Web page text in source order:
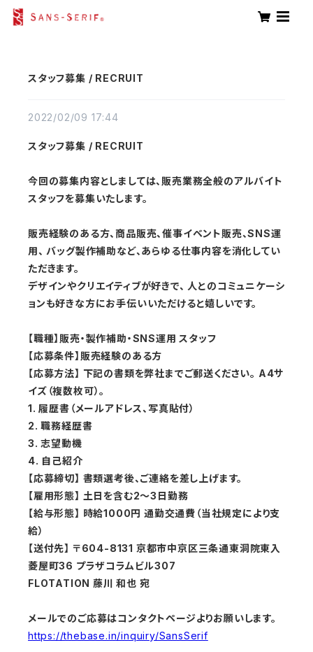
スタッフ募集 / RECRUIT
2022/02/09 17:44
スタッフ募集 / RECRUIT
今回の募集内容としましては、販売業務全般のアルバイト
スタッフを募集いたします。
販売経験のある方、商品販売、催事イベント販売、SNS運
用、 バッグ製作補助など、あらゆる仕事内容を消化してい
ただきます。
デザインやクリエイティブが好きで、 人とのコミュニケーシ
ョンも好きな方にお手伝いいただけると嬉しいです。
【職種】販売・製作補助・SNS運用 スタッフ
【応募条件】販売経験のある方
【応募方法】 下記の書類を弊社までご郵送ください。 A4サ
イズ（複数枚可）。
1. 履歴書（メールアドレス、写真貼付）
2. 職務経歴書
3. 志望動機
4. 自己紹介
【応募締切】 書類選考後、ご連絡を差し上げます。
【雇用形態】 土日を含む2〜3日勤務
【給与形態】 時給1000円 通勤交通費（当社規定により支
給）
【送付先】 〒604-8131 京都市中京区三条通東洞院東入
菱屋町36 プラザコラムビル307
FLOTATION 藤川 和也 宛
メールでのご応募はコンタクトページよりお願いします。
https://thebase.in/inquiry/SansSerif